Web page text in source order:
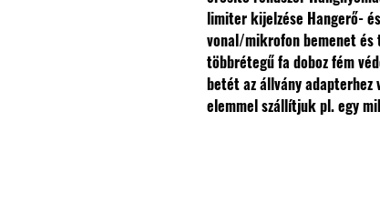
limiter kijelzése Hangerő-
vonal/mikrofon bemenet és
többrétegű fa doboz fém
betét az állvány
elemmel szállítjuk pl. egy